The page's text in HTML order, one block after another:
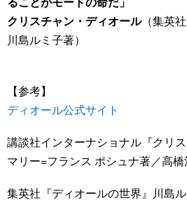
クリスチャン・ディオール（集英
川島ルミ子著）
【参考】
ディオール公式サイト
講談社インターナショナル『クリ
マリー=フランス ポシュナ著／高橋
集英社『ディオールの世界』川島